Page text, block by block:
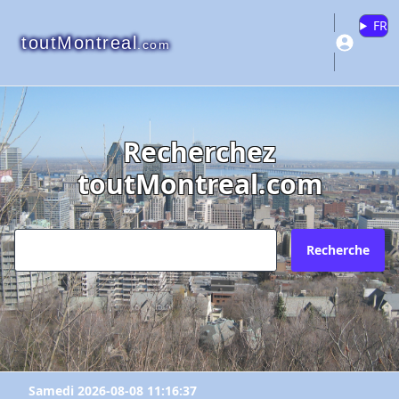
toutMontreal.com
FR
Recherchez
toutMontreal.com
Recherche
Samedi 2026-08-08 11:16:37